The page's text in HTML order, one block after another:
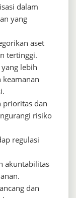
dalam
yang
aset
tertinggi.
lebih
keamanan
prioritas dan
risiko
regulasi
akuntabilitas
dan